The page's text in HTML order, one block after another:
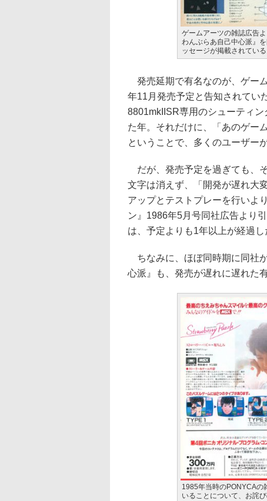
ゲームアーツの雑誌広告
わんぶらあ自己中心派』
ッセージが掲載されている
発売延期で有名なのが、ゲー
年11月発売予定と告知されてい
8801mkIISR専用のシューティ
た年。それだけに、「あのゲー
ということで、多くのユーザー
だが、発売予定を過ぎても、
文字は消えず、「開発が遅れ大
アップとテストプレーを行いよ
ン』1986年5月号同社広告より
は、予定よりも1年以上が経過し
ちなみに、ほぼ同時期に同社
心派』も、発売が遅れに遅れた
1985年当時のPONYCAの
いることについて、お詫